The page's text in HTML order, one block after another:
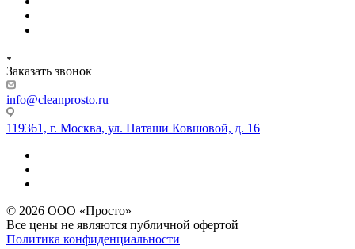
Заказать звонок
info@cleanprosto.ru
119361, г. Москва, ул. Наташи Ковшовой, д. 16
© 2026 ООО «Просто»
Все цены не являются публичной офертой
Политика конфиденциальности